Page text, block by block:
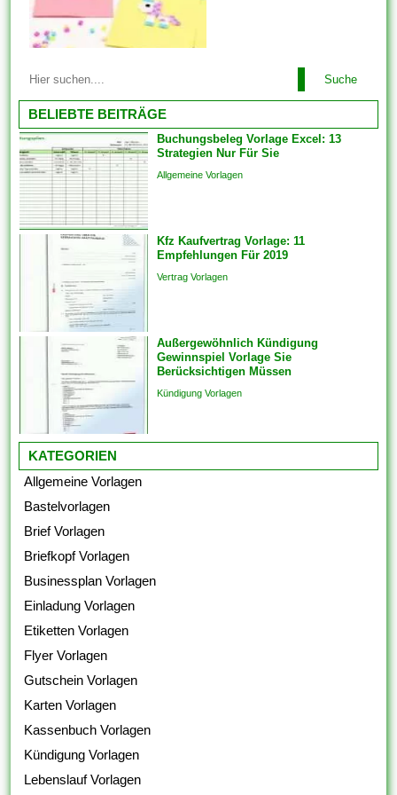
können Sie die Kriterien auch
konsistent einrichten. Wenn
Lösungen oder auch
Sie die...
problemlos alles arrangieren.
Einige der Vorlagen sind
branchenspezifisch. Diese
können auch Die
Kommunikation und
Engagements strukturieren,
um sicherzustellen, dass das
Endprodukt von hoher Qualität
ist. Sie bringen die Vorlagen
auch überspringen und
Analogien in...
Suche
BELIEBTE BEITRÄGE
Buchungsbeleg Vorlage Excel: 13
Strategien Nur Für Sie
Allgemeine Vorlagen
Kfz Kaufvertrag Vorlage: 11
Empfehlungen Für 2019
Vertrag Vorlagen
Außergewöhnlich Kündigung
Gewinnspiel Vorlage Sie
Berücksichtigen Müssen
Kündigung Vorlagen
KATEGORIEN
Allgemeine Vorlagen
Bastelvorlagen
Brief Vorlagen
Briefkopf Vorlagen
Businessplan Vorlagen
Einladung Vorlagen
Etiketten Vorlagen
Flyer Vorlagen
Gutschein Vorlagen
Karten Vorlagen
Kassenbuch Vorlagen
Kündigung Vorlagen
Lebenslauf Vorlagen